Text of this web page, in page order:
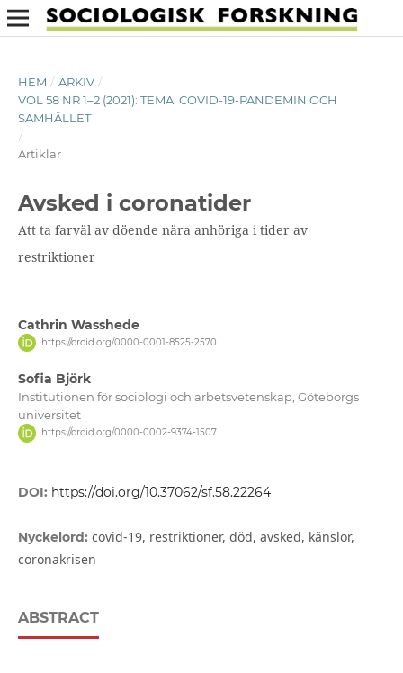
HEM / ARKIV /
VOL 58 NR 1–2 (2021): TEMA: COVID-19-PANDEMIN OCH
SAMHÄLLET
/
Artiklar
Avsked i coronatider
Att ta farväl av döende nära anhöriga i tider av
restriktioner
Cathrin Wasshede
https://orcid.org/0000-0001-8525-2570
Sofia Björk
Institutionen för sociologi och arbetsvetenskap, Göteborgs
universitet
https://orcid.org/0000-0002-9374-1507
DOI: https://doi.org/10.37062/sf.58.22264
Nyckelord: covid-19, restriktioner, död, avsked, känslor,
coronakrisen
ABSTRACT